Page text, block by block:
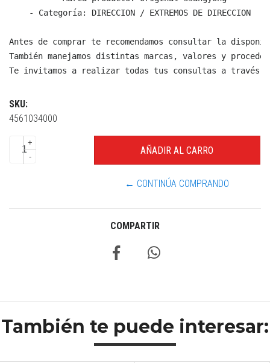
  - Categoría: DIRECCION / EXTREMOS DE DIRECCION
Antes de comprar te recomendamos consultar la
También manejamos distintas marcas, valores y
Te invitamos a realizar todas tus consultas a través
SKU:
4561034000
+
-
← CONTINÚA COMPRANDO
COMPARTIR
También te puede interesar: